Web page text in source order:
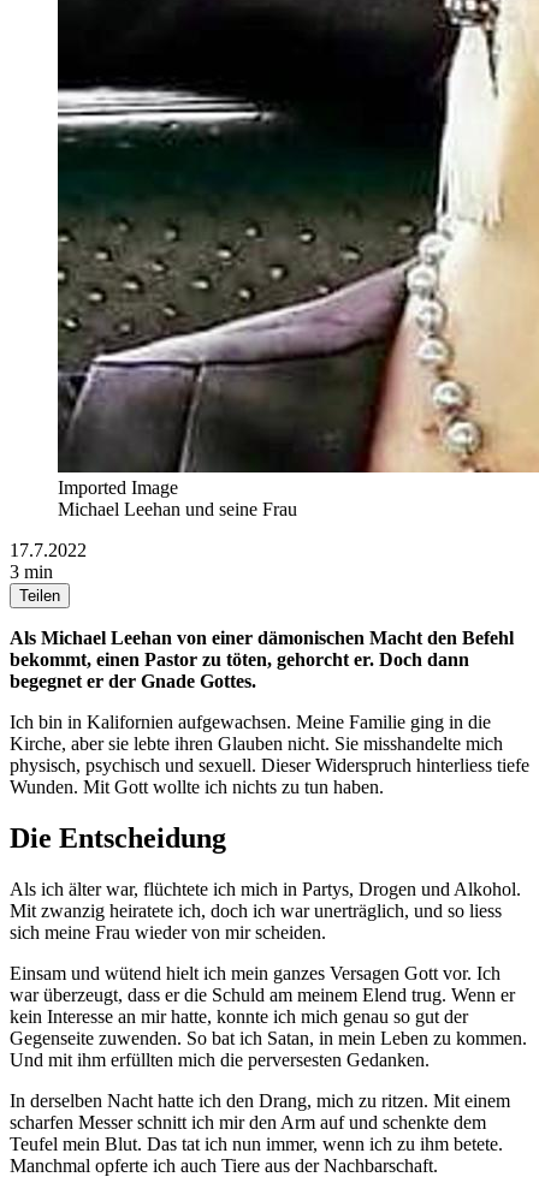
Imported Image
Michael Leehan und seine Frau
17.7.2022
3 min
Teilen
Als Michael Leehan von einer dämonischen Macht den Befehl
bekommt, einen Pastor zu töten, gehorcht er. Doch dann
begegnet er der Gnade Gottes.
Ich bin in Kalifornien aufgewachsen. Meine Familie ging in die
Kirche, aber sie lebte ihren Glauben nicht. Sie misshandelte mich
physisch, psychisch und sexuell. Dieser Widerspruch hinterliess tiefe
Wunden. Mit Gott wollte ich nichts zu tun haben.
Die Entscheidung
Als ich älter war, flüchtete ich mich in Partys, Drogen und Alkohol.
Mit zwanzig heiratete ich, doch ich war unerträglich, und so liess
sich meine Frau wieder von mir scheiden.
Einsam und wütend hielt ich mein ganzes Versagen Gott vor. Ich
war überzeugt, dass er die Schuld am meinem Elend trug. Wenn er
kein Interesse an mir hatte, konnte ich mich genau so gut der
Gegenseite zuwenden. So bat ich Satan, in mein Leben zu kommen.
Und mit ihm erfüllten mich die perversesten Gedanken.
In derselben Nacht hatte ich den Drang, mich zu ritzen. Mit einem
scharfen Messer schnitt ich mir den Arm auf und schenkte dem
Teufel mein Blut. Das tat ich nun immer, wenn ich zu ihm betete.
Manchmal opferte ich auch Tiere aus der Nachbarschaft.